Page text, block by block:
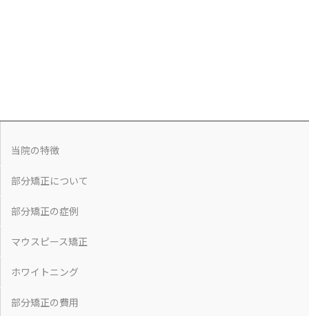
当院の特徴
部分矯正について
部分矯正の症例
マウスピース矯正
ホワイトニング
部分矯正の費用